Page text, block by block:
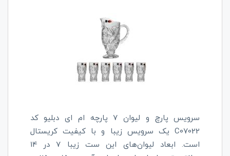
سرویس پارچ و لیوان 7 پارچه ام ای دبلیو کد
C07022 یک سرویس زیبا و با کیفیت کریستال
است. ابعاد لیوان‌های این ست زیبا 7 در 14